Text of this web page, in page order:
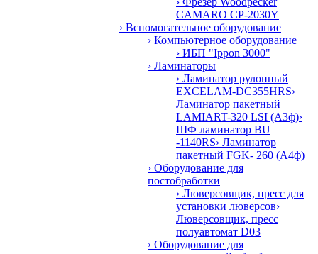
CAMARO CP-2030Y
› Вспомогательное оборудование
› Компьютерное оборудование
› ИБП "Ippon 3000"
› Ламинаторы
› Ламинатор рулонный
EXCELAM-DC355HRS›
Ламинатор пакетный
LAMIART-320 LSI (А3ф)›
ШФ ламинатор BU
-1140RS› Ламинатор
пакетный FGK- 260 (А4ф)
› Оборудование для
постобработки
› Люверсовщик, пресс для
установки люверсов›
Люверсовщик, пресс
полуавтомат D03
› Оборудование для